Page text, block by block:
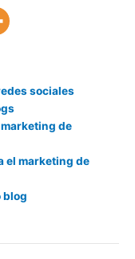
sociales
de
el marketing de
blog